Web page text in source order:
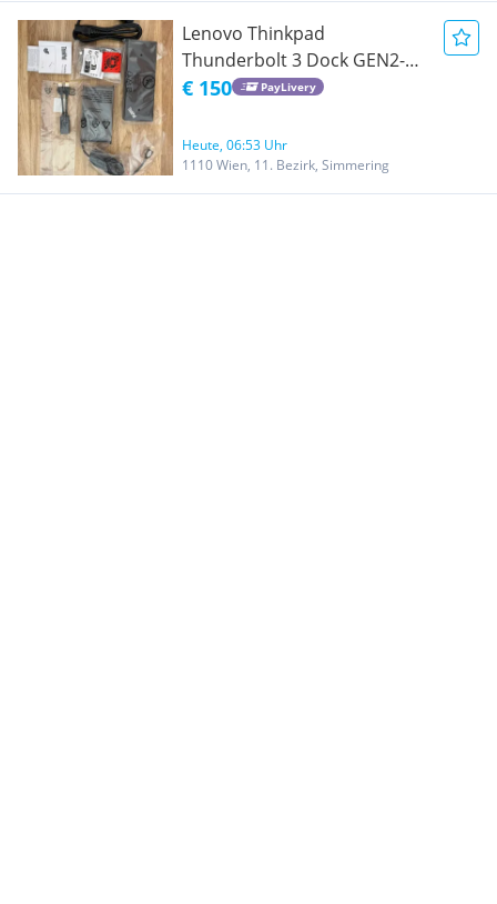
Lenovo Thinkpad
Thunderbolt 3 Dock GEN2-
NEU
€ 150 PayLivery
Heute, 06:53 Uhr
1110 Wien, 11. Bezirk, Simmering